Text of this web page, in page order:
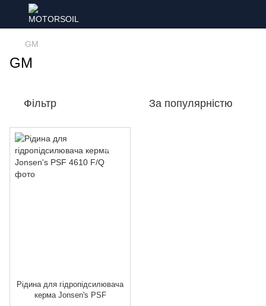
GM
GM
Фільтр За популярністю
Рідина для гідропідсилювача
керма Jonsen's PSF